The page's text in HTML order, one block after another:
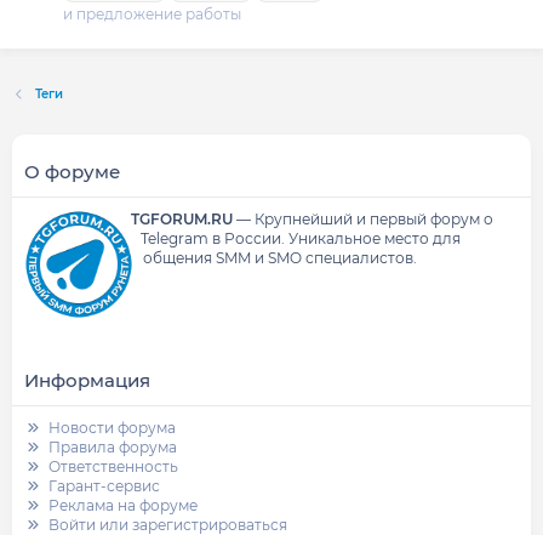
и предложение работы
Теги
О форуме
TGFORUM.RU— Крупнейший и первый форум о
Telegram в России. Уникальное место для
общения SMM и SMO специалистов.
Информация
Новости форума
Правила форума
Ответственность
Гарант-сервис
Реклама на форуме
Войти или зарегистрироваться